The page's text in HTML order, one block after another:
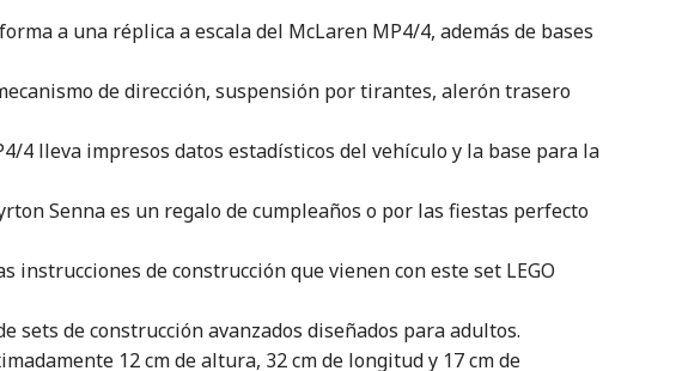
a una réplica a escala del McLaren MP4/4, además de bases
de dirección, suspensión por tirantes, alerón trasero
4 lleva impresos datos estadísticos del vehículo y la base para la
Senna es un regalo de cumpleaños o por las fiestas perfecto
de construcción que vienen con este set LEGO
sets de construcción avanzados diseñados para adultos.
12 cm de altura, 32 cm de longitud y 17 cm de